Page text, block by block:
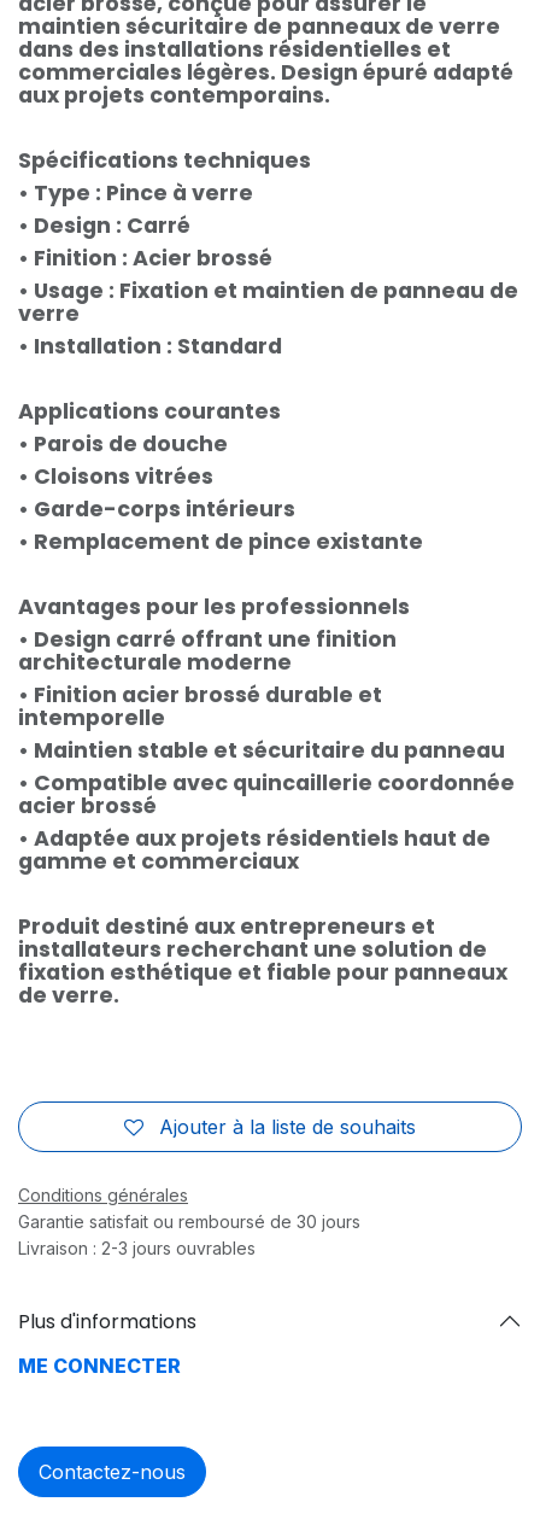
maintien sécuritaire de panneaux de verre
dans des installations résidentielles et
commerciales légères. Design épuré adapté
aux projets contemporains.
Spécifications techniques
• Type : Pince à verre
• Design : Carré
• Finition : Acier brossé
• Usage : Fixation et maintien de panneau de
verre
• Installation : Standard
Applications courantes
• Parois de douche
• Cloisons vitrées
• Garde-corps intérieurs
• Remplacement de pince existante
Avantages pour les professionnels
• Design carré offrant une finition
architecturale moderne
• Finition acier brossé durable et
intemporelle
• Maintien stable et sécuritaire du panneau
• Compatible avec quincaillerie coordonnée
acier brossé
• Adaptée aux projets résidentiels haut de
gamme et commerciaux
Produit destiné aux entrepreneurs et
installateurs recherchant une solution de
fixation esthétique et fiable pour panneaux
de verre.
Ajouter à la liste de souhaits
Conditions générales
Garantie satisfait ou remboursé de 30 jours
Livraison : 2-3 jours ouvrables
Plus d'informations
ME CONNECTER
Contactez-nous